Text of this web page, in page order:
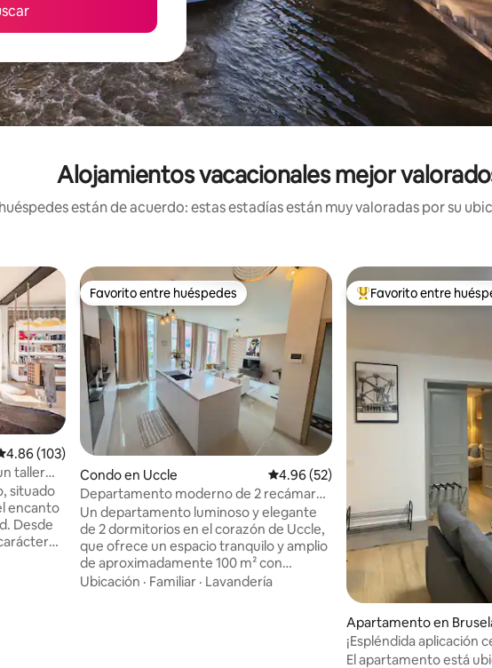
Alojamientos vacacionales mejor
están de acuerdo: estas estadías están muy valoradas por su
promedio: 4.86 de 5, 103 reseñas
4.86 (103)
taller
situado
encanto
Desde
de
y
Favorito entre huéspedes
Favorito entre huéspedes
Condo en Uccle Calificación promedio: 4.96 de 5, 52
4.96 (52)
Departamento moderno de 2 recámaras
con terraza en Uccle
Un departamento luminoso y elegante
de 2 dormitorios en el corazón de Uccle,
que ofrece un espacio tranquilo y amplio
de aproximadamente 100 m² con
grandes ventanales y una decoración
Ubicación · Familiar · Lavandería
Favorito entre
Favorito entre
Apartamento en
¡Espléndida aplicación
Place !
El apartamento está